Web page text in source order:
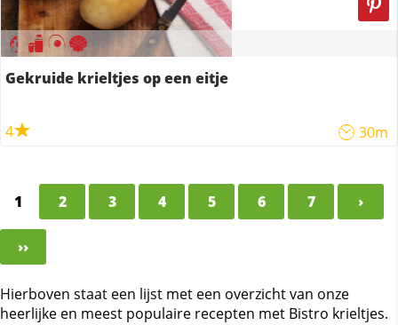
Gekruide krieltjes op een eitje
4 30m
1 2 3 4 5 6 7 ›
››
Hierboven staat een lijst met een overzicht van onze
heerlijke en meest populaire recepten met Bistro krieltjes.